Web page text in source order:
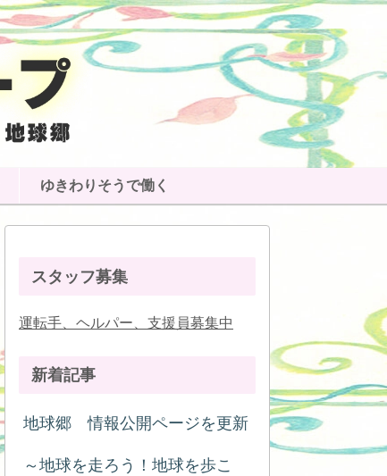
ゆきわりそうで働く
スタッフ募集
運転手、ヘルパー、支援員募集中
新着記事
地球郷 情報公開ページを更新
～地球を走ろう！地球を歩こ